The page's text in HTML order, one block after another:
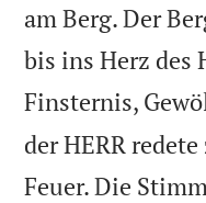
am Berg. Der
bis ins Herz des
Finsternis,
der HERR
Feuer. Die